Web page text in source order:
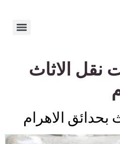
نقل الاثاث
الاهرام